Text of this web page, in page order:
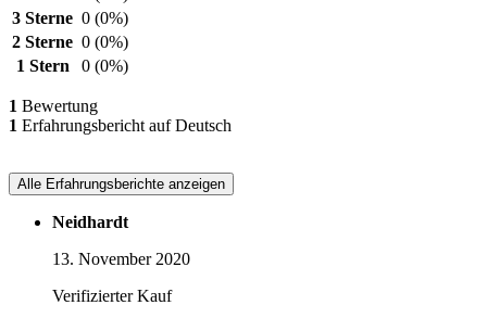
3 Sterne 0 (0%)
2 Sterne 0 (0%)
1 Stern
0 (0%)
1 Bewertung
1 Erfahrungsbericht auf Deutsch
Alle Erfahrungsberichte anzeigen
Neidhardt
13. November 2020
Verifizierter Kauf